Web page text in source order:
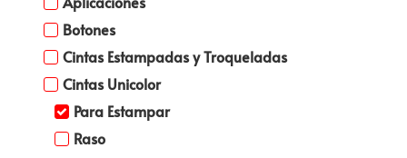
Botones
Cintas Estampadas y Troqueladas
Cintas Unicolor
Para Estampar
Raso